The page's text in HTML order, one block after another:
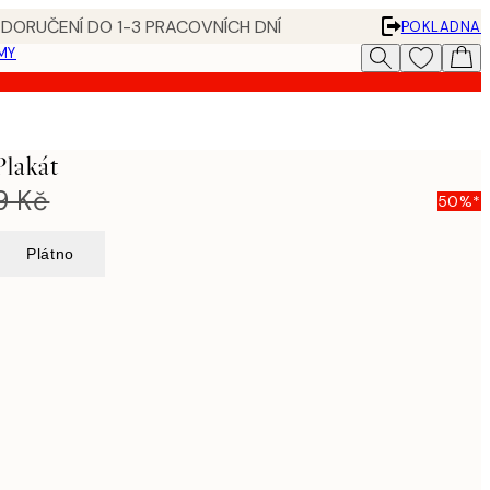
DO 1-3 PRACOVNÍCH DNÍ
POKLADNA
Kč 50%*
Plátno